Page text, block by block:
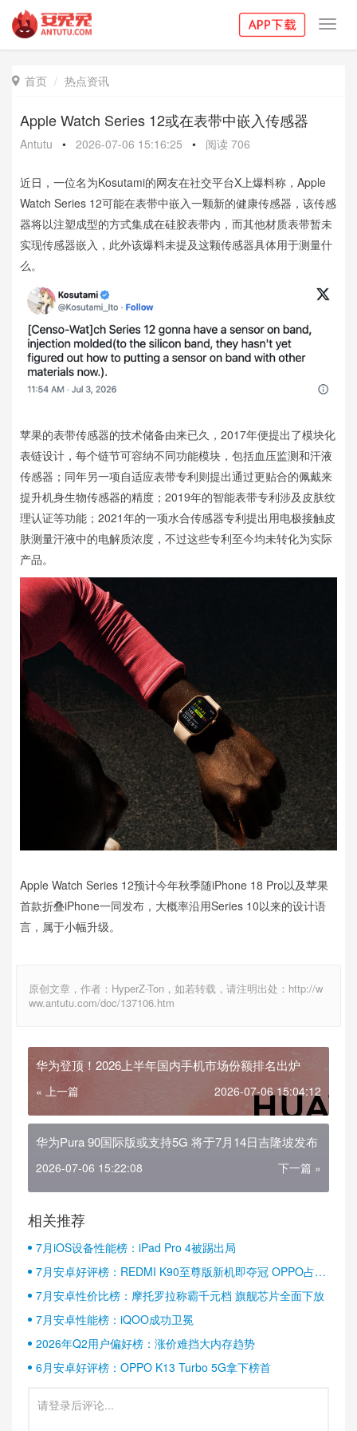
 首页 热点资讯
Apple Watch Series 12或在表带中嵌入传感器
Antutu • 2026-07-06 15:16:25 • 阅读 706
近日，一位名为Kosutami的网友在社交平台X上爆料称，Apple
Watch Series 12可能在表带中嵌入一颗新的健康传感器，该传感
器将以注塑成型的方式集成在硅胶表带内，而其他材质表带暂未
实现传感器嵌入，此外该爆料未提及这颗传感器具体用于测量什
么。
苹果的表带传感器的技术储备由来已久，2017年便提出了模块化
表链设计，每个链节可容纳不同功能模块，包括血压监测和汗液
传感器；同年另一项自适应表带专利则提出通过更贴合的佩戴来
提升机身生物传感器的精度；2019年的智能表带专利涉及皮肤纹
理认证等功能；2021年的一项水合传感器专利提出用电极接触皮
肤测量汗液中的电解质浓度，不过这些专利至今均未转化为实际
产品。
Apple Watch Series 12预计今年秋季随iPhone 18 Pro以及苹果
首款折叠iPhone一同发布，大概率沿用Series 10以来的设计语
言，属于小幅升级。
原创文章，作者：HyperZ-Ton，如若转载，请注明出处：http://w
ww.antutu.com/doc/137106.htm
华为登顶！2026上半年国内手机市场份额排名出炉
« 上一篇 2026-07-06 15:04:12
华为Pura 90国际版或支持5G 将于7月14日吉隆坡发布
2026-07-06 15:22:08 下一篇 »
相关推荐
7月iOS设备性能榜：iPad Pro 4被踢出局
7月安卓好评榜：REDMI K90至尊版新机即夺冠 OPPO占据
半壁江山
7月安卓性价比榜：摩托罗拉称霸千元档 旗舰芯片全面下放
7月安卓性能榜：iQOO成功卫冕
2026年Q2用户偏好榜：涨价难挡大内存趋势
6月安卓好评榜：OPPO K13 Turbo 5G拿下榜首